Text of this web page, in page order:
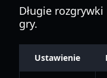
Długie
gry.
Ustawienie